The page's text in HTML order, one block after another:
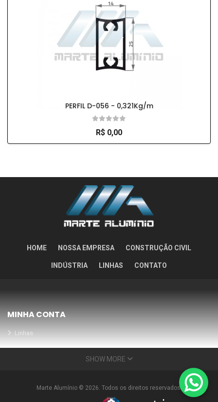
PERFIL D-056 - 0,321Kg/m
R$ 0,00
HOME NOSSA EMPRESA CONSTRUÇÃO CIVIL
INDÚSTRIA LINHAS CONTATO
MINHA CONTA
Linhas
Meus Orçamentos
Condições Especiais
SHOW MORE
Marte Alumínio © 2026. Todos os direitos reservados.